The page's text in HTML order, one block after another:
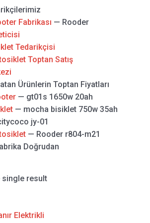
Fabrikası — Rooder
Tedarikçisi
Toptan Satış
Ürünlerin Toptan Fiyatları
— gt01s 1650w 20ah
— mocha bisiklet 750w 35ah
jy-01
— Rooder r804-m21
Doğrudan
single result